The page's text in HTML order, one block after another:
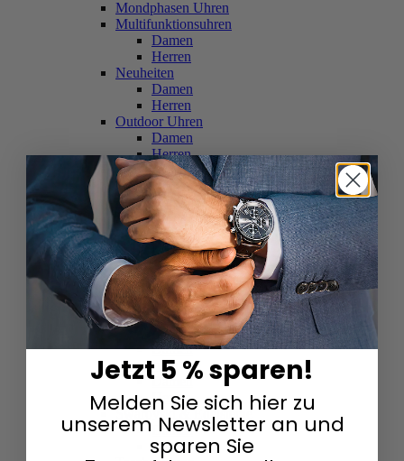
Mondphasen Uhren
Multifunktionsuhren
Damen
Herren
Neuheiten
Damen
Herren
Outdoor Uhren
Damen
Herren
Schweizer Uhren
Damen
Herren
Skelettuhren
Damen
Herren
Smartwatches
Damen
Herren
Solaruhren
Herren
Damen
Sportuhren
Damen
Herren
Swarovski & Edelsteine
Damen
Herren
Jetzt 5 % sparen!
Melden Sie sich hier zu
unserem Newsletter an und
sparen Sie